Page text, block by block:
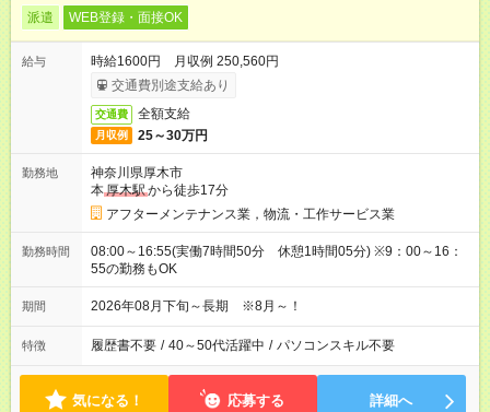
派遣 WEB登録・面接OK
給与
時給1600円 月収例 250,560円
交通費別途支給あり
交通費 全額支給
月収例 25～30万円
勤務地
神奈川県厚木市
本厚木駅から徒歩17分
アフターメンテナンス業，物流・工作サービス業
勤務時間
08:00～16:55(実働7時間50分 休憩1時間05分) ※9：00～16：
55の勤務もOK
期間 2026年08月下旬～長期 ※8月～！
特徴 履歴書不要 / 40～50代活躍中 / パソコンスキル不要
気になる！ 応募する 詳細へ